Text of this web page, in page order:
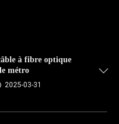
à fibre optique
métro
2025-03-31